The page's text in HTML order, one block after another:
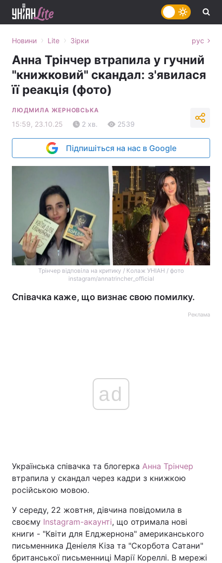
Головна
Україна Політика
Економіка Світ
Наука
Новини › Lite › Зірки рус
Анна Трінчер втрапила у гучний
"книжковий" скандал: з'явилася
її реакція (фото)
ЛЮДМИЛА ЖЕРНОВСЬКА
15:59, 23.10.25 2 хв. 2539
Підпишіться на нас в Google
Трінчер відповіла на критику / Колаж УНІАН / фото
instagram/annatrincher_official
Співачка каже, що визнає свою помилку.
Реклама
ad
Українська співачка та блогерка Анна Трінчер
втрапила у скандал через кадри з книжкою
російською мовою.
У середу, 22 жовтня, дівчина повідомила в
своєму Instagram-акаунті, що отримала нові
книги - "Квіти для Елджернона" американського
письменника Деніеля Кіза та "Скорбота Сатани"
британської письменниці Марії Кореллі. В мережі